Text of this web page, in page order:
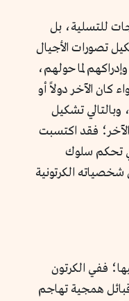
للتسلية، بل
تصورات الأجيال
لما حولهم،
كان الآخر دولاً أو
وبالتالي تشكيل
فقد اكتسبت
تحكم سلوك
الكرتونية
ففي الكرتون
همجية تهاجم